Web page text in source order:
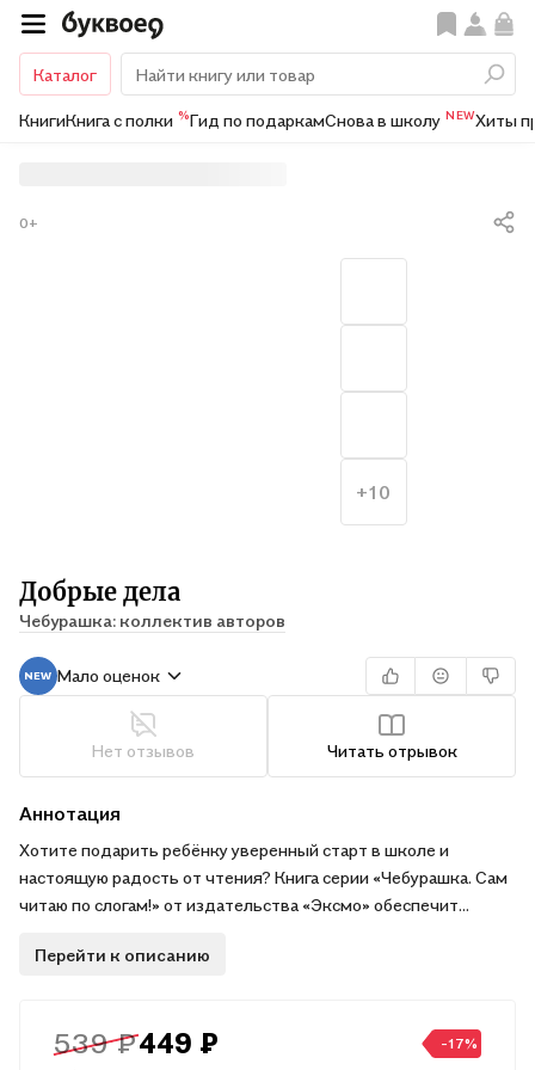
Каталог
КнигиКнига с полки %Гид по подаркамСнова в школу NEWХиты
Добрые дела
Чебурашка: коллектив авторов
0+
Мало оценок
Нет отзывов Читать отрывок
+10
Аннотация
Хотите подарить ребёнку уверенный старт в школе и
настоящую радость от чтения? Книга серии «Чебурашка. Сам
читаю по слогам!» от издательства «Эксмо» обеспечит
любимых героев — Чебурашки и его друзей.
мультфильмов.
Перейти к описанию
539 ₽449 ₽ -17%